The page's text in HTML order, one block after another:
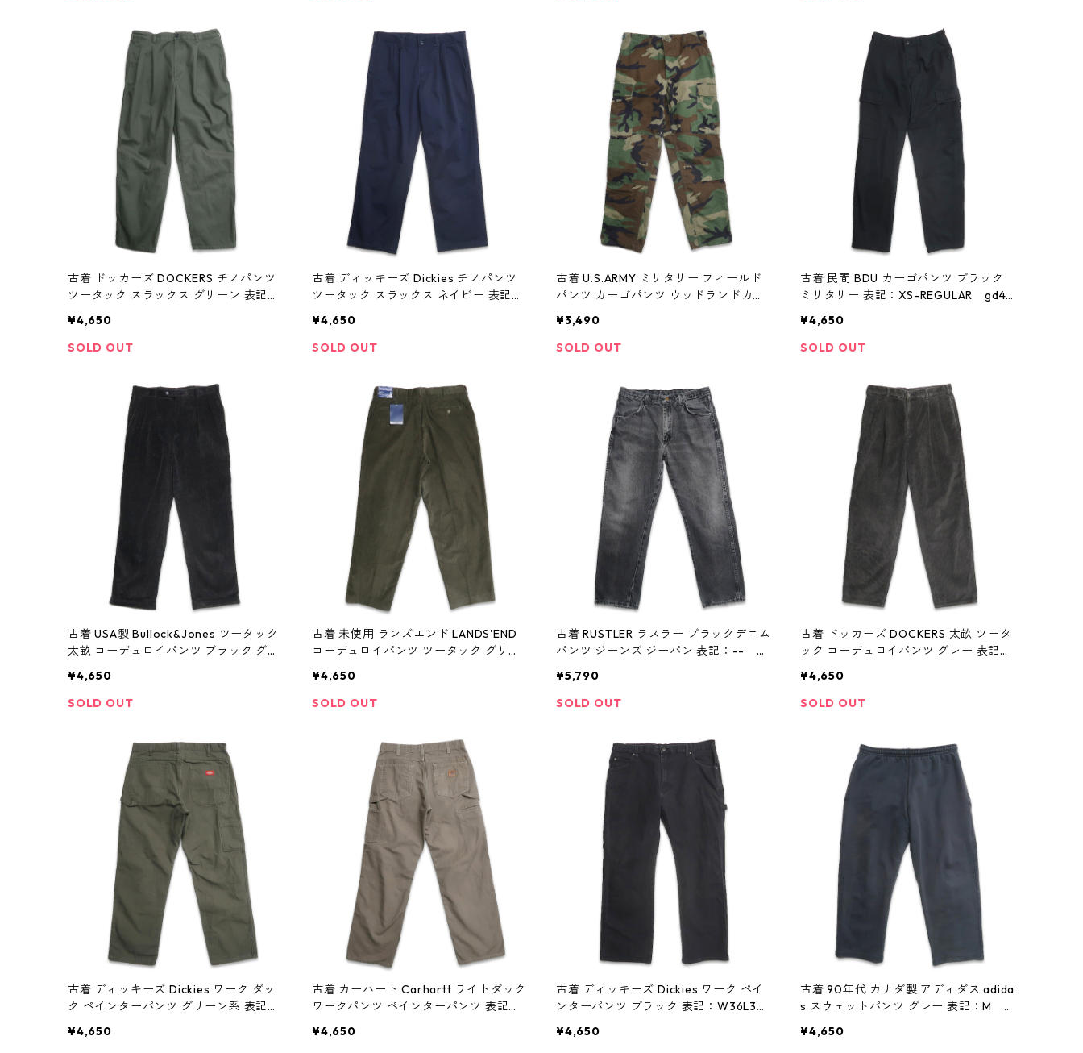
古着 ドッカーズ DOCKERS チノパンツ
ツータック スラックス グリーン 表記：
¥4,650
SOLD OUT
古着 ディッキーズ Dickies チノパンツ
ツータック スラックス ネイビー 表記：
¥4,650
SOLD OUT
古着 U.S.ARMY ミリタリー フィールド
パンツ カーゴパンツ ウッドランドカモ
w60122
¥3,490
SOLD OUT
古着 民間 BDU カーゴパンツ ブラック
ミリタリー 表記：XS-REGULAR gd40
¥4,650
SOLD OUT
古着 USA製 Bullock&Jones ツータック
太畝 コーデュロイパンツ ブラック グレ
¥4,650
SOLD OUT
古着 未使用 ランズエンド LANDS'END
コーデュロイパンツ ツータック グリー
¥4,650
SOLD OUT
古着 RUSTLER ラスラー ブラックデニム
パンツ ジーンズ ジーパン 表記：-- gd
¥5,790
SOLD OUT
古着 ドッカーズ DOCKERS 太畝 ツータ
ック コーデュロイパンツ グレー 表記：
¥4,650
SOLD OUT
古着 ディッキーズ Dickies ワーク ダッ
ク ペインターパンツ グリーン系 表記：
¥4,650
古着 カーハート Carhartt ライトダック
ワークパンツ ペインターパンツ 表記：
¥4,650
古着 ディッキーズ Dickies ワーク ペイ
ンターパンツ ブラック 表記：W36L30
¥4,650
古着 90年代 カナダ製 アディダス adida
s スウェットパンツ グレー 表記：M g
¥4,650